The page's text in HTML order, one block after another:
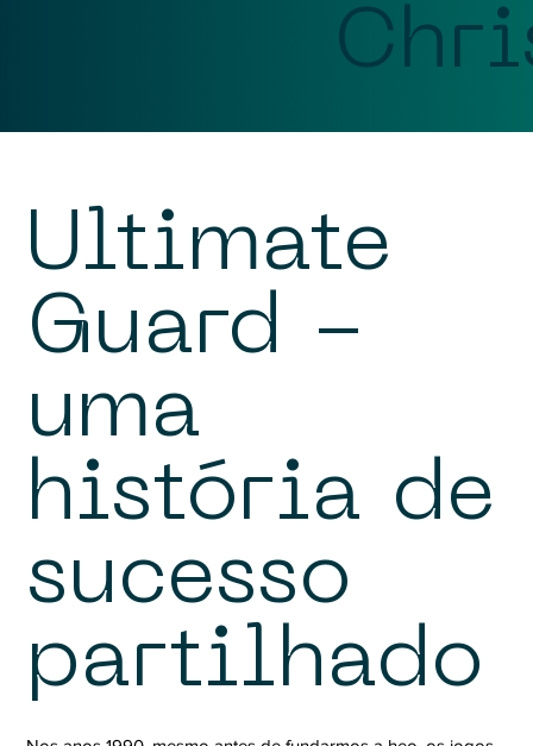
Ultimate
Guard -
uma
história de
sucesso
partilhado